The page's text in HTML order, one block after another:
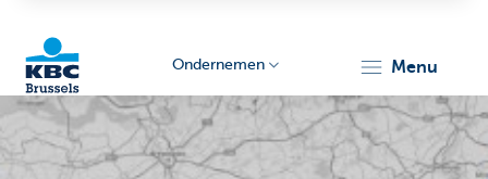
Ondernemen menu